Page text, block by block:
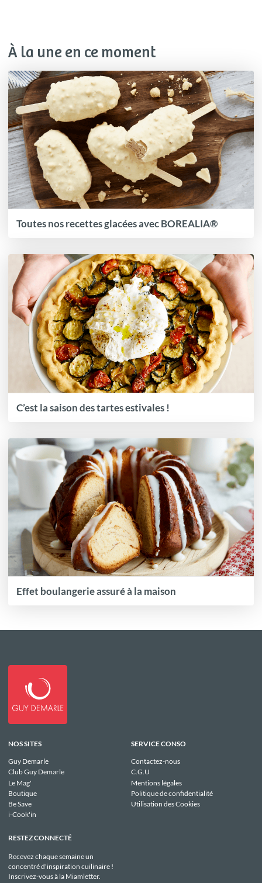
À la une en ce moment
Toutes nos recettes glacées avec BOREALIA®
C’est la saison des tartes estivales !
Effet boulangerie assuré à la maison
NOS SITES
Guy Demarle
Club Guy Demarle
Le Mag'
Boutique
Be Save
i-Cook'in
SERVICE CONSO
Contactez-nous
C.G.U
Mentions légales
Politique de confidentialité
Utilisation des Cookies
RESTEZ CONNECTÉ
Recevez chaque semaine un
concentré d'inspiration cuilinaire !
Inscrivez-vous à la Miamletter.